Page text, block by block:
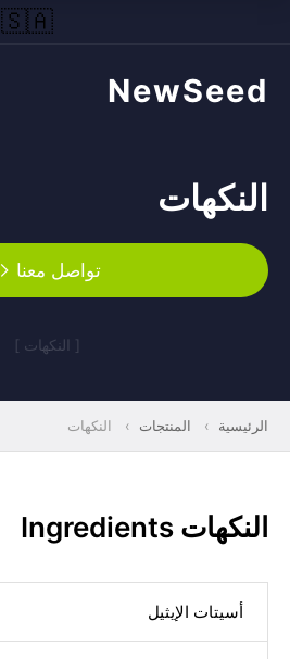
🇸🇦
NewSeed
النكهات
تواصل معنا
[ النكهات ]
الرئيسية › المنتجات › النكهات
النكهات Ingredients
أسيتات الإيثيل